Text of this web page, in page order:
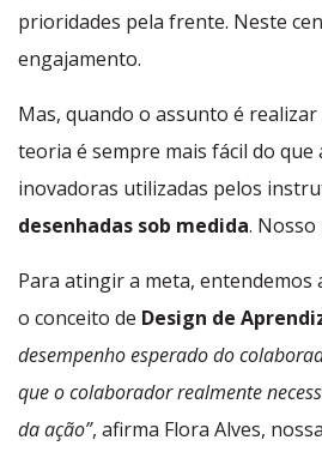
prioridades pela frente. Neste
engajamento.
Mas, quando o assunto é realizar
teoria é sempre mais fácil do que
inovadoras utilizadas pelos
desenhadas sob medida.
Para atingir a meta, entendemos
o conceito de Design de
desempenho esperado do
que o colaborador realmente
da ação”, afirma Flora Alves,